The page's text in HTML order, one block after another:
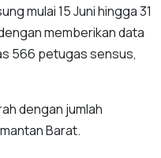
mulai 15 Juni hingga 31
memberikan data
566 petugas sensus,
dengan jumlah
Barat.